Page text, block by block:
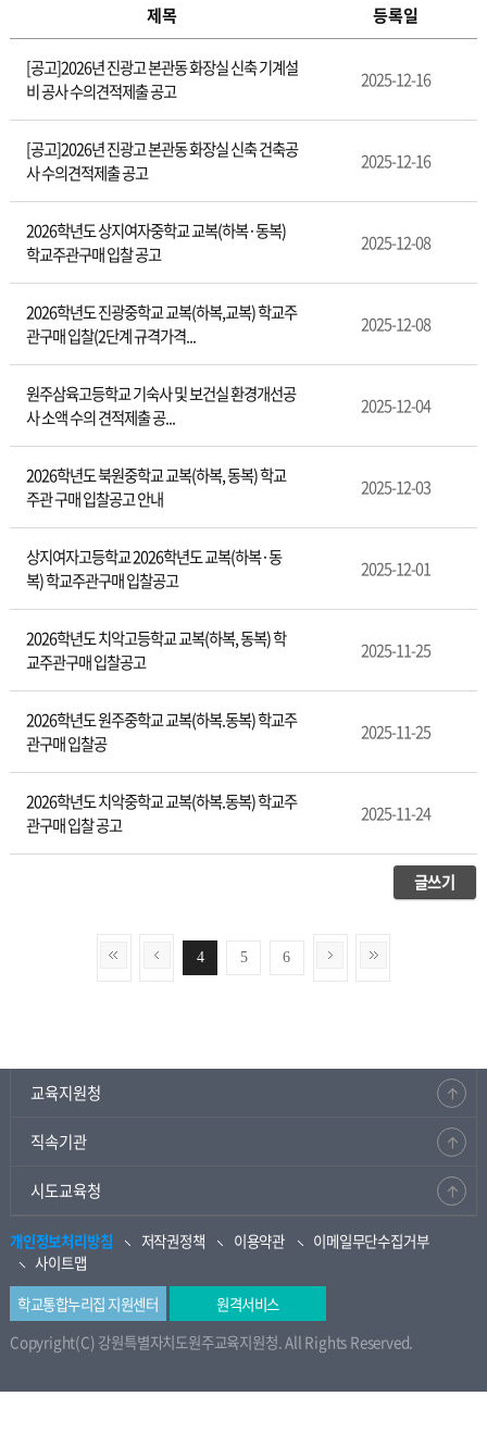
보
제목 등록일
[공고]2026년 진광고 본관동 화장실 신축 기계설
비 공사 수의견적제출 공고
2025-12-16
[공고]2026년 진광고 본관동 화장실 신축 건축공
사 수의견적제출 공고
2025-12-16
2026학년도 상지여자중학교 교복(하복·동복)
학교주관구매 입찰 공고
2025-12-08
2026학년도 진광중학교 교복(하복,교복) 학교주
관구매 입찰(2단계 규격가격...
2025-12-08
원주삼육고등학교 기숙사 및 보건실 환경개선공
사 소액 수의 견적제출 공...
2025-12-04
2026학년도 북원중학교 교복(하복, 동복) 학교
주관 구매 입찰공고 안내
2025-12-03
상지여자고등학교 2026학년도 교복(하복·동
복) 학교주관구매 입찰공고
2025-12-01
2026학년도 치악고등학교 교복(하복, 동복) 학
교주관구매 입찰공고
2025-11-25
2026학년도 원주중학교 교복(하복.동복) 학교주
관구매 입찰공
2025-11-25
2026학년도 치악중학교 교복(하복.동복) 학교주
관구매 입찰 공고
2025-11-24
글쓰기
4 5 6
교육지원청
직속기관
시도교육청
개인정보처리방침 저작권정책 이용약관
이메일무단수집거부
사이트맵
학교통합누리집 지원센터
원격서비스
Copyright(C) 강원특별자치도원주교육지원청. All Rights Reserved.